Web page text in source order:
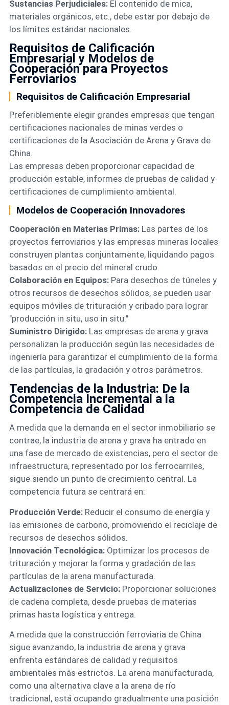
Sustancias Perjudiciales:El contenido de mica,
materiales orgánicos, etc., debe estar por debajo de
los límites estándar nacionales.
Requisitos de Calificación
Empresarial y Modelos de
Cooperación para Proyectos
Ferroviarios
Requisitos de Calificación Empresarial
Preferiblemente elegir grandes empresas que tengan
certificaciones nacionales de minas verdes o
certificaciones de la Asociación de Arena y Grava de
China.
Las empresas deben proporcionar capacidad de
producción estable, informes de pruebas de calidad y
certificaciones de cumplimiento ambiental.
Modelos de Cooperación Innovadores
Cooperación en Materias Primas:Las partes de los
proyectos ferroviarios y las empresas mineras locales
construyen plantas conjuntamente, liquidando pagos
basados en el precio del mineral crudo.
Colaboración en Equipos:Para desechos de túneles y
otros recursos de desechos sólidos, se pueden usar
equipos móviles de trituración y cribado para lograr
"producción in situ, uso in situ."
Suministro Dirigido:Las empresas de arena y grava
personalizan la producción según las necesidades de
ingeniería para garantizar el cumplimiento de la forma
de las partículas, la gradación y otros parámetros.
Tendencias de la Industria: De la
Competencia Incremental a la
Competencia de Calidad
A medida que la demanda en el sector inmobiliario se
contrae, la industria de arena y grava ha entrado en
una fase de mercado de existencias, pero el sector de
infraestructura, representado por los ferrocarriles,
sigue siendo un punto de crecimiento central. La
competencia futura se centrará en:
Producción Verde:Reducir el consumo de energía y
las emisiones de carbono, promoviendo el reciclaje de
recursos de desechos sólidos.
Innovación Tecnológica:Optimizar los procesos de
trituración y mejorar la forma y gradación de las
partículas de la arena manufacturada.
Actualizaciones de Servicio:Proporcionar soluciones
de cadena completa, desde pruebas de materias
primas hasta logística y entrega.
A medida que la construcción ferroviaria de China
sigue avanzando, la industria de arena y grava
enfrenta estándares de calidad y requisitos
ambientales más estrictos. La arena manufacturada,
como una alternativa clave a la arena de río
tradicional, está ocupando gradualmente una posición